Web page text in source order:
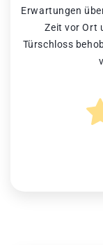
Erwartungen
Zeit vor Ort
Türschloss